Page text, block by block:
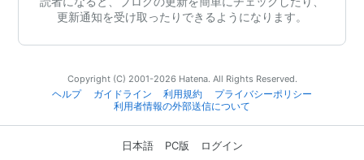
更新通知を受け取ったりできるようになります。
Copyright (C) 2001-2026 Hatena. All Rights Reserved.
ヘルプ
ガイドライン 利用規約
プライバシーポリシー
利用者情報の外部送信について
日本語 PC版 ログイン